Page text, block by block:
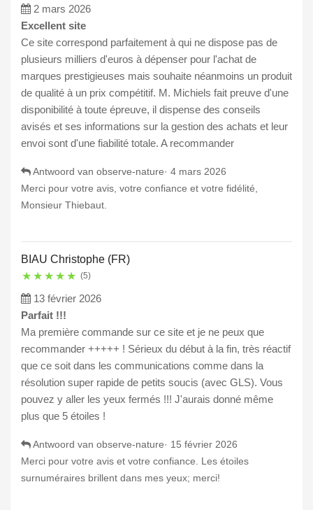
2 mars 2026
Excellent site
Ce site correspond parfaitement à qui ne dispose pas de
plusieurs milliers d'euros à dépenser pour l'achat de
marques prestigieuses mais souhaite néanmoins un produit
de qualité à un prix compétitif. M. Michiels fait preuve d'une
disponibilité à toute épreuve, il dispense des conseils
avisés et ses informations sur la gestion des achats et leur
envoi sont d'une fiabilité totale. A recommander
Antwoord van observe-nature· 4 mars 2026
Merci pour votre avis, votre confiance et votre fidélité,
Monsieur Thiebaut.
BIAU Christophe (FR)
★ ★ ★ ★ ★ (5)
13 février 2026
Parfait !!!
Ma première commande sur ce site et je ne peux que
recommander +++++ ! Sérieux du début à la fin, très réactif
que ce soit dans les communications comme dans la
résolution super rapide de petits soucis (avec GLS). Vous
pouvez y aller les yeux fermés !!! J'aurais donné même
plus que 5 étoiles !
Antwoord van observe-nature· 15 février 2026
Merci pour votre avis et votre confiance. Les étoiles
surnuméraires brillent dans mes yeux; merci!